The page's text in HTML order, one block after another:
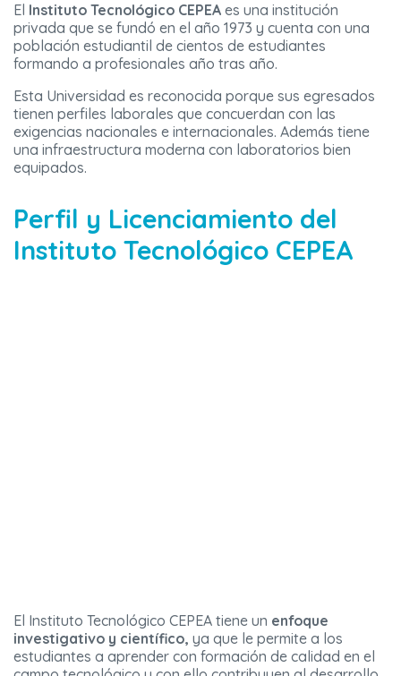
El Instituto Tecnológico CEPEA es una institución
privada que se fundó en el año 1973 y cuenta con una
población estudiantil de cientos de estudiantes
formando a profesionales año tras año.
Esta Universidad es reconocida porque sus egresados
tienen perfiles laborales que concuerdan con las
exigencias nacionales e internacionales. Además tiene
una infraestructura moderna con laboratorios bien
equipados.
Perfil y Licenciamiento del
Instituto Tecnológico CEPEA
El Instituto Tecnológico CEPEA tiene un enfoque
investigativo y científico, ya que le permite a los
estudiantes a aprender con formación de calidad en el